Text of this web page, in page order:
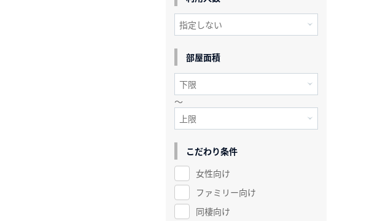
部屋面積
～
こだわり条件
女性向け
ファミリー向け
同棲向け